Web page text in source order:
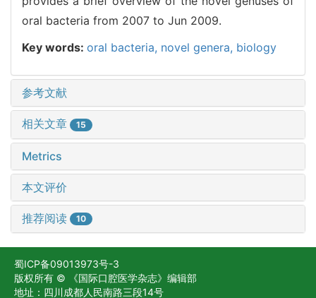
oral bacteria from 2007 to Jun 2009.
Key words: oral bacteria, novel genera, biology
参考文献
相关文章 15
Metrics
本文评价
推荐阅读 10
蜀ICP备09013973号-3
版权所有 © 《国际口腔医学杂志》编辑部
地址：四川成都人民南路三段14号